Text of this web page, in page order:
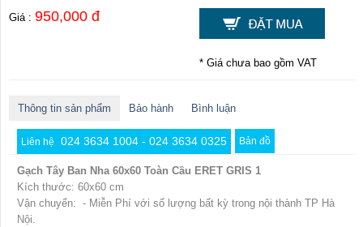
Giá : 950,000 đ
* Giá chưa bao gồm VAT
Thông tin sản phẩm Bảo hành Bình luận
Liên hệ 024 3634 1004 - 024 3634 0325 Bản đồ
Gạch Tây Ban Nha 60x60 Toàn Cầu ERET GRIS 1
Kích thước: 60x60 cm
Vận chuyển: - Miễn Phí với số lượng bất kỳ trong nội thành TP Hà
Nội.